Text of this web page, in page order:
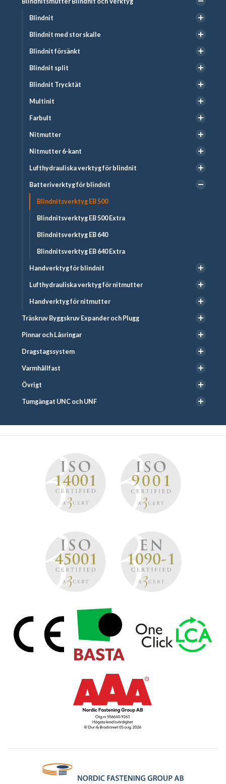
Blindnit
Blindnit med stor skalle
Blindnit försänkt
Blindnit split
Blindnit Trycktät
Multinit
Farbult
Nitmutter
Nitmutter 6-kant
Lufthydrauliska verktyg för blindnit
Batteriverktyg för blindnit
Blindnitsverktyg EB 500
Blindnitsverktyg EB 500 Extra
Blindnitsverktyg EB 640
Blindnitsverktyg EB 640 Extra
Handverktyg för blindnit
Lufthydrauliska verktyg för nitmutter
Handverktyg för nitmutter
Träskruv Byggskruv Expander och Plugg
Pinnar och Låsringar
Dragstagssystem
Varmhållfast
Övrigt
Tumgängat UNC och UNF